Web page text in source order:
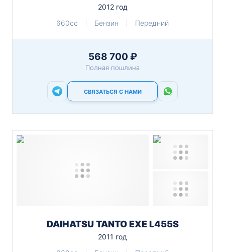
2012 год
660cc
Бензин Передний
568 700 ₽
Полная пошлина
СВЯЗАТЬСЯ С НАМИ
DAIHATSU TANTO EXE L455S
2011 год